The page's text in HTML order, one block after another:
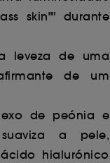
skin"" durante
leveza de uma
de um
de peónia e
a pele,
hialurónico